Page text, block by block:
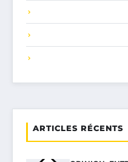
ARTICLES RÉCENTS